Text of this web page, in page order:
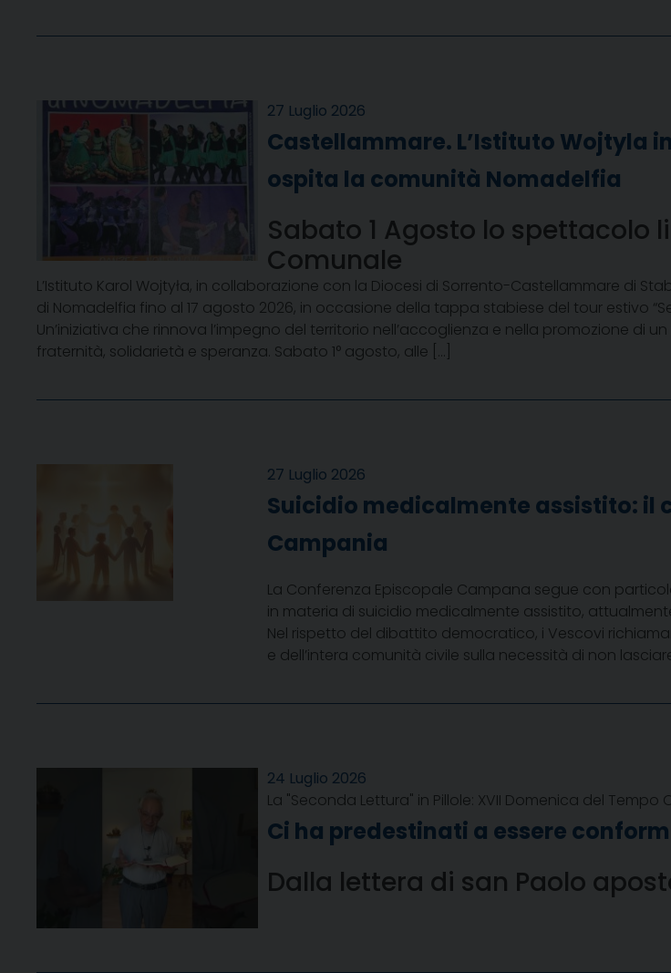
27 Luglio 2026
Castellammare. L’Istituto Wojtyla
ospita la comunità Nomadelfia
Sabato 1 Agosto lo spettacolo
Comunale
L’Istituto Karol Wojtyła, in collaborazione con la Diocesi di Sorrento-Castellammare di
di Nomadelfia fino al 17 agosto 2026, in occasione della tappa stabiese del tour estivo
Un’iniziativa che rinnova l’impegno del territorio nell’accoglienza e nella promozione di
fraternità, solidarietà e speranza. Sabato 1° agosto, alle […]
27 Luglio 2026
Suicidio medicalmente assistito: il
Campania
La Conferenza Episcopale Campana segue con
in materia di suicidio medicalmente assistito,
Nel rispetto del dibattito democratico, i Vescovi
e dell’intera comunità civile sulla necessità di non
24 Luglio 2026
La "Seconda Lettura" in Pillole: XVII Domenica del Tempo
Ci ha predestinati a essere
Dalla lettera di san Paolo